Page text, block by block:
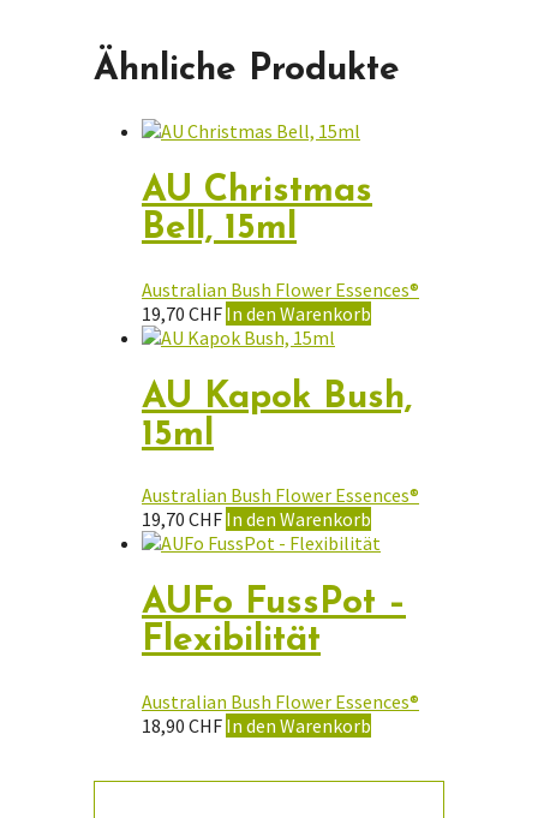
Ähnliche Produkte
AU Christmas
Bell, 15ml
Australian Bush Flower Essences®
19,70 CHF In den Warenkorb
AU Kapok Bush,
15ml
Australian Bush Flower Essences®
19,70 CHF In den Warenkorb
AUFo FussPot –
Flexibilität
Australian Bush Flower Essences®
18,90 CHF In den Warenkorb